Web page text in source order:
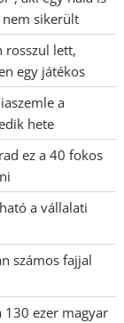
sikerült
rosszul lett,
egy játékos
a
hete
ez a 40 fokos
a vállalati
számos fajjal
ezer magyar